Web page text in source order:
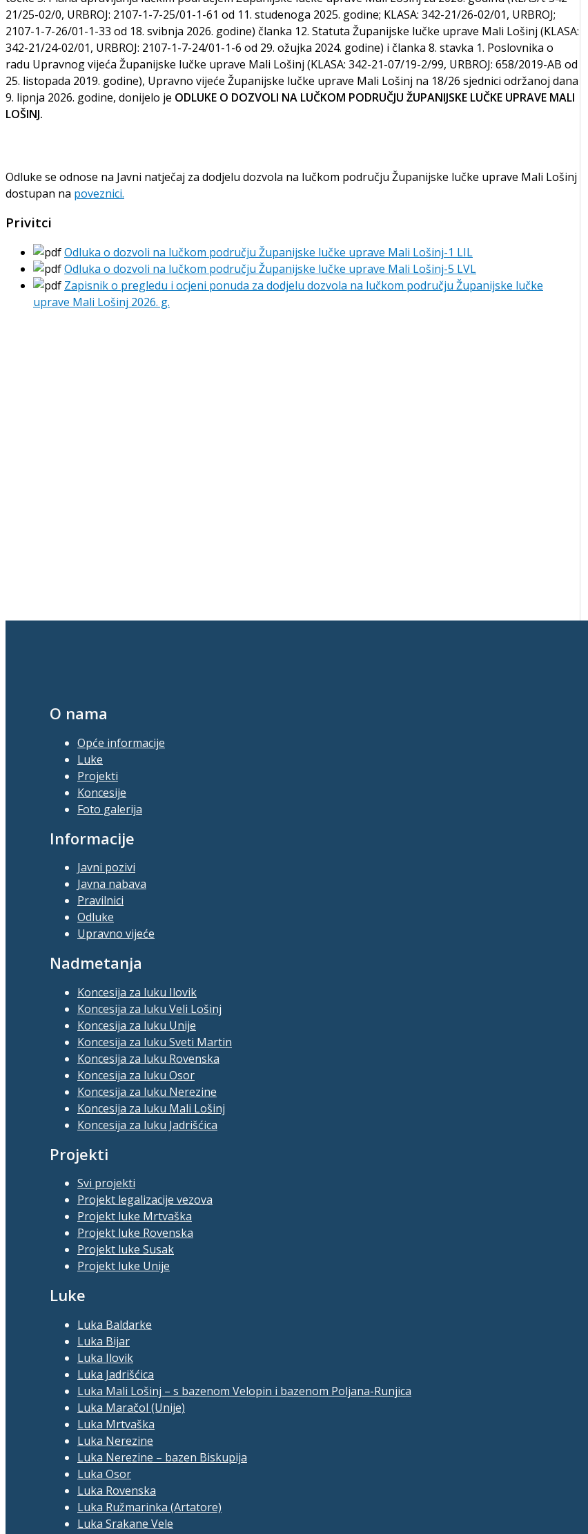
21/25-02/0, URBROJ: 2107-1-7-25/01-1-61 od 11. studenoga 2025. godine; KLASA: 342-21/26-02/01, URBROJ;
2107-1-7-26/01-1-33 od 18. svibnja 2026. godine) članka 12. Statuta Županijske lučke uprave Mali Lošinj (KLASA:
342-21/24-02/01, URBROJ: 2107-1-7-24/01-1-6 od 29. ožujka 2024. godine) i članka 8. stavka 1. Poslovnika o
radu Upravnog vijeća Županijske lučke uprave Mali Lošinj (KLASA: 342-21-07/19-2/99, URBROJ: 658/2019-AB od
25. listopada 2019. godine), Upravno vijeće Županijske lučke uprave Mali Lošinj na 18/26 sjednici održanoj dana
9. lipnja 2026. godine, donijelo je ODLUKE O DOZVOLI NA LUČKOM PODRUČJU ŽUPANIJSKE LUČKE UPRAVE MALI
LOŠINJ.
Odluke se odnose na Javni natječaj za dodjelu dozvola na lučkom području Županijske lučke uprave Mali Lošinj
dostupan na poveznici.
Privitci
Odluka o dozvoli na lučkom području Županijske lučke uprave Mali Lošinj-1 LIL
Odluka o dozvoli na lučkom području Županijske lučke uprave Mali Lošinj-5 LVL
Zapisnik o pregledu i ocjeni ponuda za dodjelu dozvola na lučkom području Županijske lučke
uprave Mali Lošinj 2026. g.
O nama
Opće informacije
Luke
Projekti
Koncesije
Foto galerija
Informacije
Javni pozivi
Javna nabava
Pravilnici
Odluke
Upravno vijeće
Nadmetanja
Koncesija za luku Ilovik
Koncesija za luku Veli Lošinj
Koncesija za luku Unije
Koncesija za luku Sveti Martin
Koncesija za luku Rovenska
Koncesija za luku Osor
Koncesija za luku Nerezine
Koncesija za luku Mali Lošinj
Koncesija za luku Jadrišćica
Projekti
Svi projekti
Projekt legalizacije vezova
Projekt luke Mrtvaška
Projekt luke Rovenska
Projekt luke Susak
Projekt luke Unije
Luke
Luka Baldarke
Luka Bijar
Luka Ilovik
Luka Jadrišćica
Luka Mali Lošinj – s bazenom Velopin i bazenom Poljana-Runjica
Luka Maračol (Unije)
Luka Mrtvaška
Luka Nerezine
Luka Nerezine – bazen Biskupija
Luka Osor
Luka Rovenska
Luka Ružmarinka (Artatore)
Luka Srakane Vele